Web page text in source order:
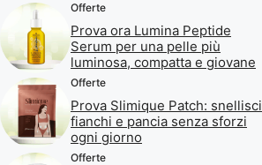
Offerte
Prova ora Lumina Peptide
Serum per una pelle più
luminosa, compatta e giovane
Offerte
Prova Slimique Patch: snellisci
fianchi e pancia senza sforzi
ogni giorno
Offerte